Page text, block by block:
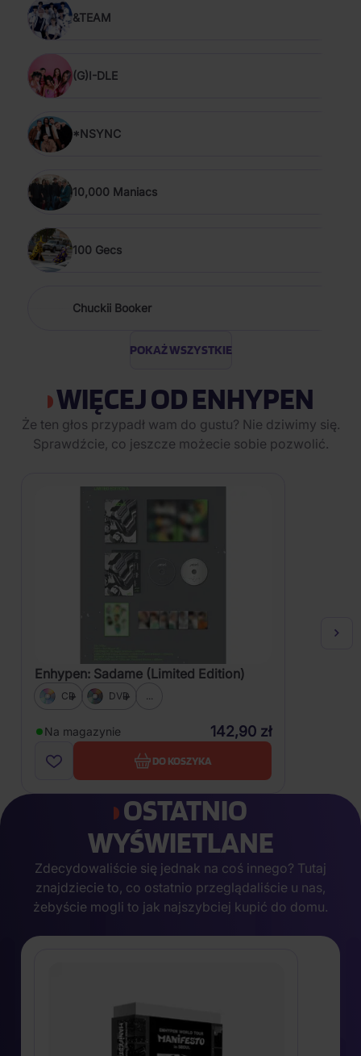
&TEAM
(G)I-DLE
*NSYNC
10,000 Maniacs
100 Gecs
Chuckii Booker
POKAŻ WSZYSTKIE
WIĘCEJ OD ENHYPEN
Że ten głos przypadł wam do gustu? Nie dziwimy się.
Sprawdźcie, co jeszcze możecie sobie pozwolić.
Enhypen: Sadame (Limited Edition)
CD DVD ...
Na magazynie 142,90 zł
DO KOSZYKA
OSTATNIO
WYŚWIETLANE
Zdecydowaliście się jednak na coś innego? Tutaj
znajdziecie to, co ostatnio przeglądaliście u nas,
żebyście mogli to jak najszybciej kupić do domu.